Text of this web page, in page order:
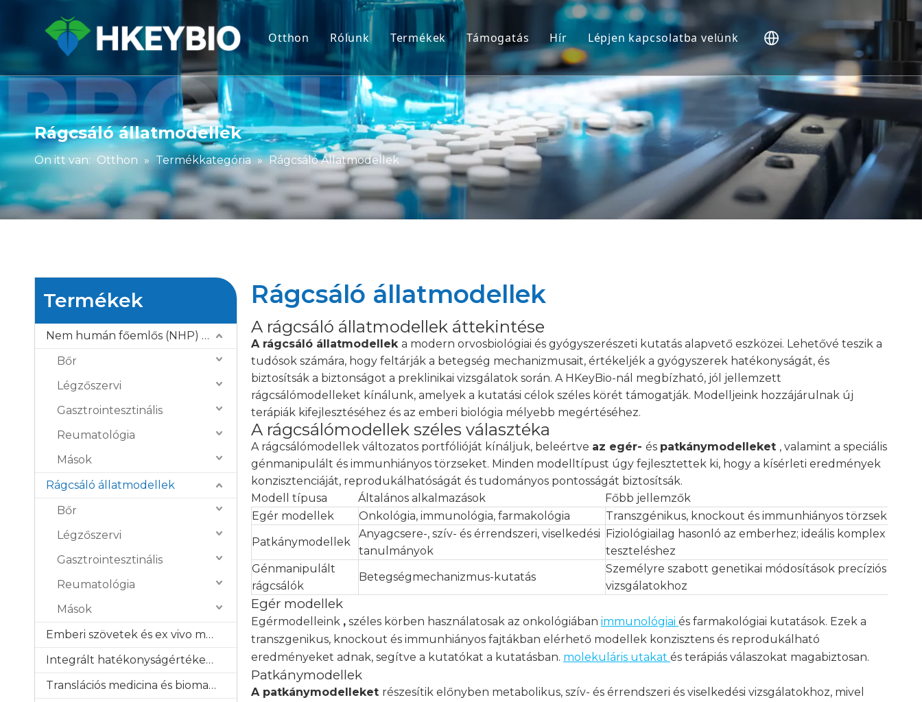
Otthon Rólunk Termékek
Nem humán főemlős (NHP) modellek
Rágcsáló állatmodellek
Emberi szövetek és ex vivo modellek
Integrált hatékonyságértékelés
Translációs medicina és biomarkerek
IND benyújtás támogatása
Támogatás
Szolgáltatás
Letöltés
GYIK
Ügyfélbeszámolók
Hír Lépjen kapcsolatba velünk
Rágcsáló állatmodellek
Ön itt van: Otthon » Termékkategória » Rágcsáló Állatmodellek
Termékek
Nem humán főemlős (NHP) modellek
Bőr
Légzőszervi
Gasztrointesztinális
Reumatológia
Mások
Rágcsáló állatmodellek
Bőr
Légzőszervi
Gasztrointesztinális
Reumatológia
Mások
Emberi szövetek és ex vivo modellek
Integrált hatékonyságértékelés
Translációs medicina és biomarkerek
Rágcsáló állatmodellek
A rágcsáló állatmodellek áttekintése
A rágcsáló állatmodellek a modern orvosbiológiai és gyógyszerészeti kutatás alapvető eszközei. Lehetővé teszik a
tudósok számára, hogy feltárják a betegség mechanizmusait, értékeljék a gyógyszerek hatékonyságát, és
biztosítsák a biztonságot a preklinikai vizsgálatok során. A HKeyBio-nál megbízható, jól jellemzett
rágcsálómodelleket kínálunk, amelyek a kutatási célok széles körét támogatják. Modelljeink hozzájárulnak új
terápiák kifejlesztéséhez és az emberi biológia mélyebb megértéséhez.
A rágcsálómodellek széles választéka
A rágcsálómodellek változatos portfólióját kínáljuk, beleértve az egér- és patkánymodelleket , valamint a speciális
génmanipulált és immunhiányos törzseket. Minden modelltípust úgy fejlesztettek ki, hogy a kísérleti eredmények
konzisztenciáját, reprodukálhatóságát és tudományos pontosságát biztosítsák.
Modell típusa
Általános alkalmazások
Főbb jellemzők
Egér modellek
Onkológia, immunológia, farmakológia
Transzgénikus, knockout és immunhiányos törzsek
Patkánymodellek
Anyagcsere-, szív- és érrendszeri, viselkedési
tanulmányok
Fiziológiailag hasonló az emberhez; ideális komplex
teszteléshez
Génmanipulált
rágcsálók
Betegségmechanizmus-kutatás
Személyre szabott genetikai módosítások precíziós
vizsgálatokhoz
Egér modellek
Egérmodelleink , széles körben használatosak az onkológiában immunológiai és farmakológiai kutatások. Ezek a
transzgenikus, knockout és immunhiányos fajtákban elérhető modellek konzisztens és reprodukálható
eredményeket adnak, segítve a kutatókat a kutatásban. molekuláris utakat és terápiás válaszokat magabiztosan.
Patkánymodellek
A patkánymodelleket részesítik előnyben metabolikus, szív- és érrendszeri és viselkedési vizsgálatokhoz, mivel